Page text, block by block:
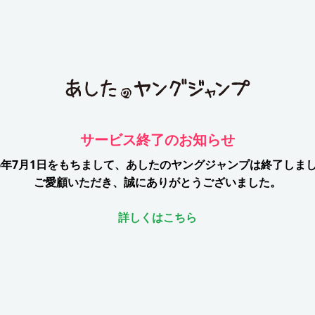
サービス終了のお知らせ
7月1日をもちまして、 あしたのヤングジャンプは終了しま
ご愛顧いただき、誠にありがとうございました。
詳しくはこちら